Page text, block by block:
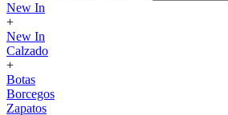
New In
+
New In
Calzado
+
Botas
Borcegos
Zapatos